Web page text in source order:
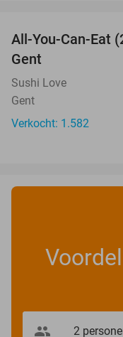
All-You-Can-Eat
Gent
Sushi Love
Gent
Verkocht: 1.582